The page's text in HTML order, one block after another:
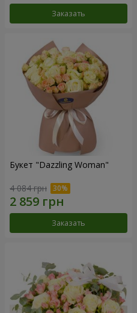
Заказать
Букет "Dazzling Woman"
4 084 грн
Заказать